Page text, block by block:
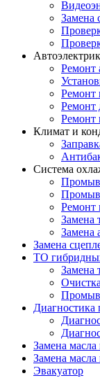
Замена
Ремонт
Ремонт
Ремонт
Ремонт
Климат и
Система
Ремонт
Замена
Замена
Замена
ТО
Замена
Диагностика
Замена
Замена
Эвакуатор